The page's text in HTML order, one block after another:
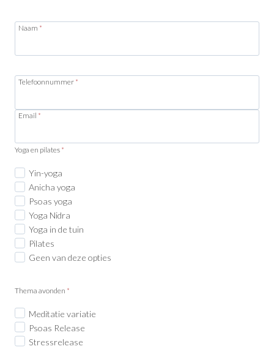
Naam *
Telefoonnummer *
Email *
Yoga en pilates *
Yin-yoga
Anicha yoga
Psoas yoga
Yoga Nidra
Yoga in de tuin
Pilates
Geen van deze opties
Thema avonden *
Meditatie variatie
Psoas Release
Stressrelease